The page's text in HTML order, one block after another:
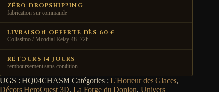
L'Horreur
ZÉRO DROPSHIPPING
fabrication sur commande
LIVRAISON OFFERTE DÈS 60 €
Colissimo / Mondial Relay 48–72h
RETOURS 14 JOURS
remboursement sans condition
UGS : HQ04CHASM Catégories : L'Horreur des Glaces,
Décors HeroQuest 3D, La Forge du Donjon, Univers